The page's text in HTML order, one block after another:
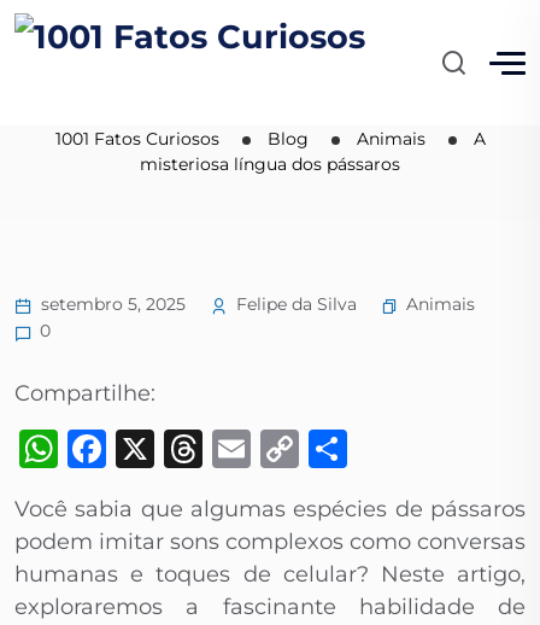
A misteriosa língua dos
1001 Fatos Curiosos Blog Animais
A
misteriosa língua dos pássaros
setembro 5, 2025 Felipe da Silva
Animais
0
Compartilhe:
WhatsApp
Facebook
X Threads
Email
Copy
Link
Você sabia que algumas espécies de pássaros
podem imitar sons complexos como conversas
humanas e toques de celular? Neste artigo,
exploraremos a fascinante habilidade de